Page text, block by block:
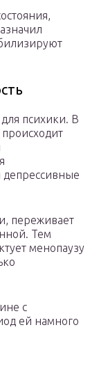
психики. В
переживает
Тем
менопаузу
с
ей намного